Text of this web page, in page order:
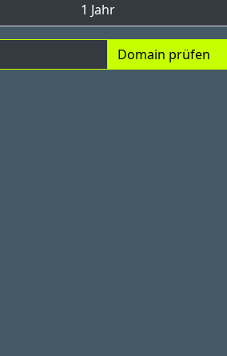
1 Jahr
Domain prüfen